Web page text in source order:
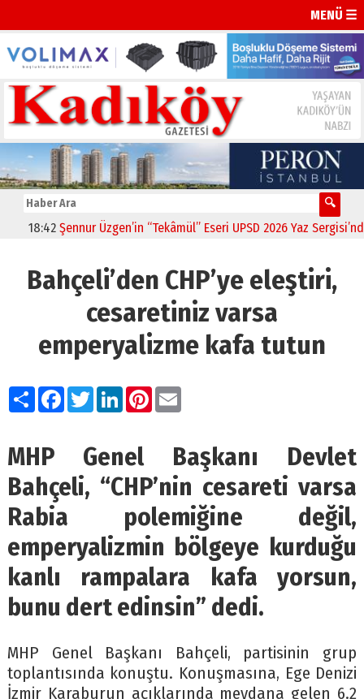
MENÜ ☰
18:42 Şennur Üzgen’in “Tekâmül” Eseri UPSD 2026 Yaz Sergisi’nde
Bahçeli’den CHP’ye eleştiri,
cesaretiniz varsa
emperyalizme kafa tutun
PaylaşFacebook
TwitterLinkedIn
Pinterest
Email
MHP Genel Başkanı Devlet
Bahçeli, “CHP’nin cesareti varsa
Rabia polemiğine değil,
emperyalizmin bölgeye kurduğu
kanlı rampalara kafa yorsun,
bunu dert edinsin” dedi.
MHP Genel Başkanı Bahçeli, partisinin grup
toplantısında konuştu. Konuşmasına, Ege Denizi
İzmir Karaburun açıklarında meydana gelen 6.2